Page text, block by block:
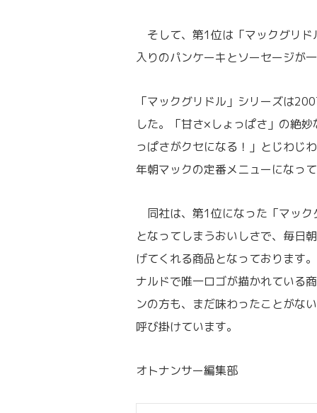
そして、第1位は「マックグリド
入りのパンケーキとソーセージが
「マックグリドル」シリーズは
した。「甘さ×しょっぱさ」の絶
っぱさがクセになる！」とじわじ
年朝マックの定番メニューになっ
同社は、第1位になった「マック
となってしまうおいしさで、毎日
げてくれる商品となっております
ナルドで唯一ロゴが描かれている
ンの方も、まだ味わったことがな
呼び掛けています。
オトナンサー編集部